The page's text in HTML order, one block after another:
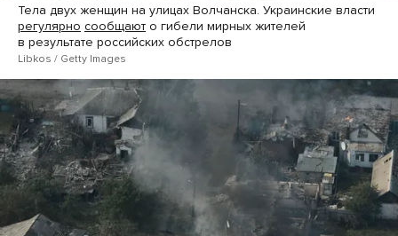
Тела двух женщин на улицах Волчанска. Украинские власти
регулярно сообщают о гибели мирных жителей
в результате российских обстрелов
Libkos / Getty Images